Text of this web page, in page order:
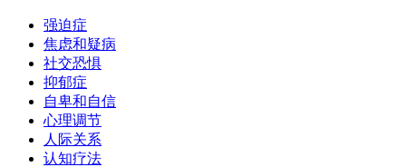
强迫症
焦虑和疑病
社交恐惧
抑郁症
自卑和自信
心理调节
人际关系
认知疗法